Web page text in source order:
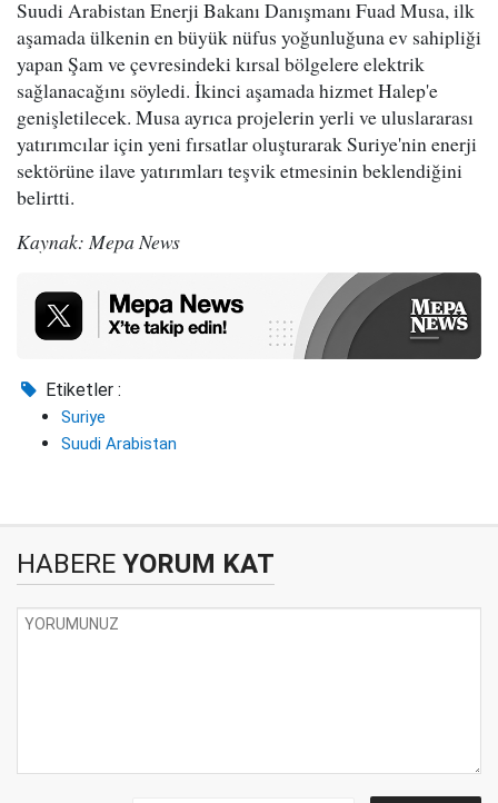
Suudi Arabistan Enerji Bakanı Danışmanı Fuad Musa, ilk
aşamada ülkenin en büyük nüfus yoğunluğuna ev sahipliği
yapan Şam ve çevresindeki kırsal bölgelere elektrik
sağlanacağını söyledi. İkinci aşamada hizmet Halep'e
genişletilecek. Musa ayrıca projelerin yerli ve uluslararası
yatırımcılar için yeni fırsatlar oluşturarak Suriye'nin enerji
sektörüne ilave yatırımları teşvik etmesinin beklendiğini
belirtti.
Kaynak: Mepa News
Etiketler :
Suriye
Suudi Arabistan
HABERE YORUM KAT